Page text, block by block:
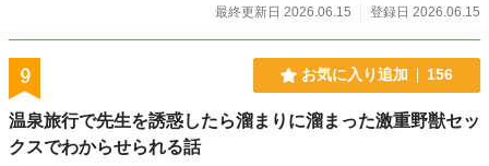
最終更新日 2026.06.15
登録日 2026.06.15
9 お気に入り追加 156
温泉旅行で先生を誘惑したら溜まりに溜まった激重野獣セッ
クスでわからせられる話